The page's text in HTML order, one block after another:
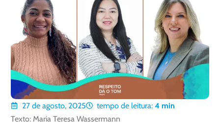
27 de agosto, 2025 tempo de leitura: 4 min
Texto: Maria Teresa Wassermann